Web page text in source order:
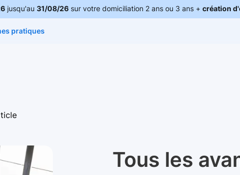
jusqu'au 31/08/26sur votre domiciliation 2 ans ou 3 ans + création
pratiques
Tous les